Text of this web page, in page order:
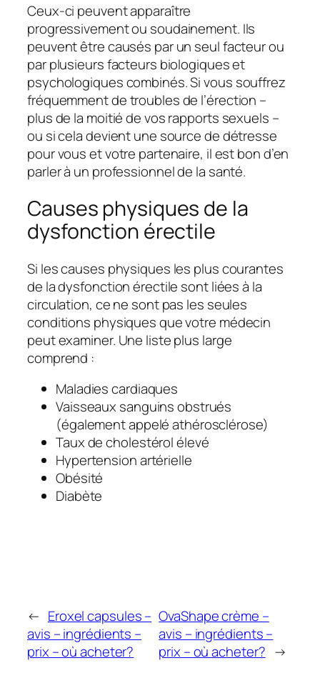
Ceux-ci peuvent apparaître
progressivement ou soudainement. Ils
peuvent être causés par un seul facteur ou
par plusieurs facteurs biologiques et
psychologiques combinés. Si vous souffrez
fréquemment de troubles de l’érection –
plus de la moitié de vos rapports sexuels –
ou si cela devient une source de détresse
pour vous et votre partenaire, il est bon d’en
parler à un professionnel de la santé.
Causes physiques de la
dysfonction érectile
Si les causes physiques les plus courantes
de la dysfonction érectile sont liées à la
circulation, ce ne sont pas les seules
conditions physiques que votre médecin
peut examiner. Une liste plus large
comprend :
Maladies cardiaques
Vaisseaux sanguins obstrués
(également appelé athérosclérose)
Taux de cholestérol élevé
Hypertension artérielle
Obésité
Diabète
← Eroxel capsules –
avis – ingrédients –
prix – où acheter?
OvaShape crème –
avis – ingrédients –
prix – où acheter? →